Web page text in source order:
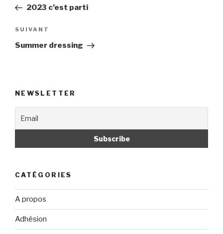
précédent
2023 c’est parti
Article
suivant
SUIVANT
Summer dressing
NEWSLETTER
CATÉGORIES
A propos
Adhésion